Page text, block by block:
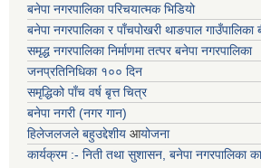
बनेपा नगरपालिका परिचयात्मक भिडियो
बनेपा नगरपालिका र पाँचपोखरी थाङपाल गाउँपालिका
समृद्ध नगरपालिका निर्माणमा तत्पर बनेपा नगरपालिका
जनप्रतिनिधिका १०० दिन
समृद्धिको पाँच वर्ष बृत्त चित्र
बनेपा नगरी (नगर गान)
हिलेजलजले बहुउद्देशीय आयोजना
कार्यक्रम :- निती तथा सुशासन, बनेपा नगरपालिका